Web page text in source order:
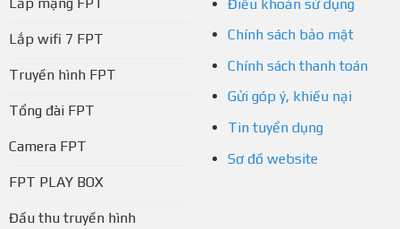
Lắp wifi 7 FPT
Truyền hình FPT
Tổng đài FPT
Camera FPT
FPT PLAY BOX
Đầu thu truyền hình
Điều khoản sử dụng
Chính sách bảo mật
Chính sách thanh toán
Gửi góp ý, khiếu nại
Tin tuyển dụng
Sơ đồ website